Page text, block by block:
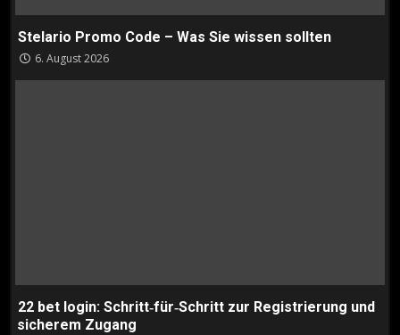
Stelario Promo Code – Was Sie wissen sollten
6. August 2026
22 bet login: Schritt‑für‑Schritt zur Registrierung und
sicherem Zugang